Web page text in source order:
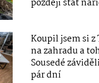
Koupil jsem si
na zahradu a
Sousedé
pár dní